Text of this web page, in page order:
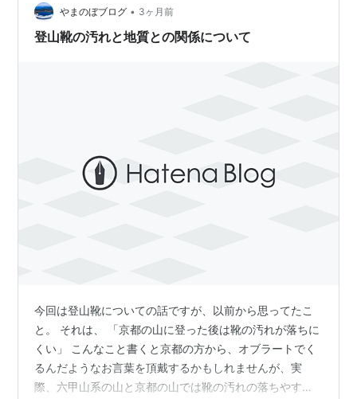
鍋のように見えるため、この名が付いた。 つまりカル
デ…
やまのぼブログ • 3ヶ月前
登山靴の汚れと地質との関係について
今回は登山靴についての話ですが、以前から思ってたこ
と。 それは、 「京都の山に登った後は靴の汚れが落ちに
くい」 こんなこと書くと京都の方から、オブラートでく
るんだようなお言葉を頂戴するかもしれませんが、実
際、六甲山系の山と京都の山では靴の汚れの落ちやすさ